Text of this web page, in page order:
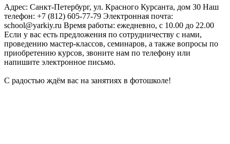
Адрес: Санкт-Петербург, ул. Красного Курсанта, дом 30 Наш
телефон: +7 (812) 605-77-79 Электронная почта:
school@yarkiy.ru Время работы: ежедневно, с 10.00 до 22.00
Если у вас есть предложения по сотрудничеству с нами,
проведению мастер-классов, семинаров, а также вопросы по
приобретению курсов, звоните нам по телефону или
напишите электронное письмо.
С радостью ждём вас на занятиях в фотошколе!